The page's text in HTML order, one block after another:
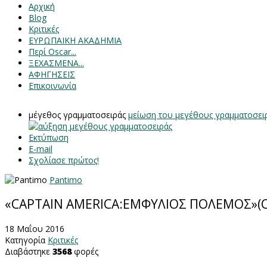
Αρχική
Blog
Κριτικές
ΕΥΡΩΠΑΙΚΗ ΑΚΑΔΗΜΙΑ
Περί Oscar...
ΞΕΧΑΣΜΕΝΑ...
ΑΦΗΓΗΣΕΙΣ
Επικοινωνία
μέγεθος γραμματοσειράς μείωση του μεγέθους
Εκτύπωση
E-mail
Σχολίασε πρώτος!
Pantimo
«CAPTAIN AMERICA:ΕΜΦΥΛΙΟΣ
18 Μαΐου 2016
Κατηγορία Κριτικές
Διαβάστηκε 3568φορές